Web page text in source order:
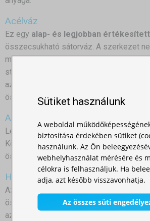
Acélváz
Ez egy alap- és legjobban értékesített
összecsukható sátorváz. A szerkezet
mm-es átmérőjű támasztóláb biztosítja
stabilitást. A nők azonban minden
az alumíniumváz szépségét, amikor egy
összecsukható sátor megvásárlásáról
Alumíniumváz
Lényegesen könnyebb és esztétikusabb,
Könnyű szerkezete ellenére, az
összecsukható sátor elegendően stabil
Hexagonális alumíniumból készült
Azok, akik még nem döntöttek a
összecsukható sátorról és valami
azoknak biztosan tetszeni fog a
Sütiket használunk
A weboldal
biztosítása érdekében sütiket
használunk. Az Ön
webhelyhasználat mérésére és
célokra is felhasználjuk. Ha
adja, azt később visszavonhatja.
Az összes süti